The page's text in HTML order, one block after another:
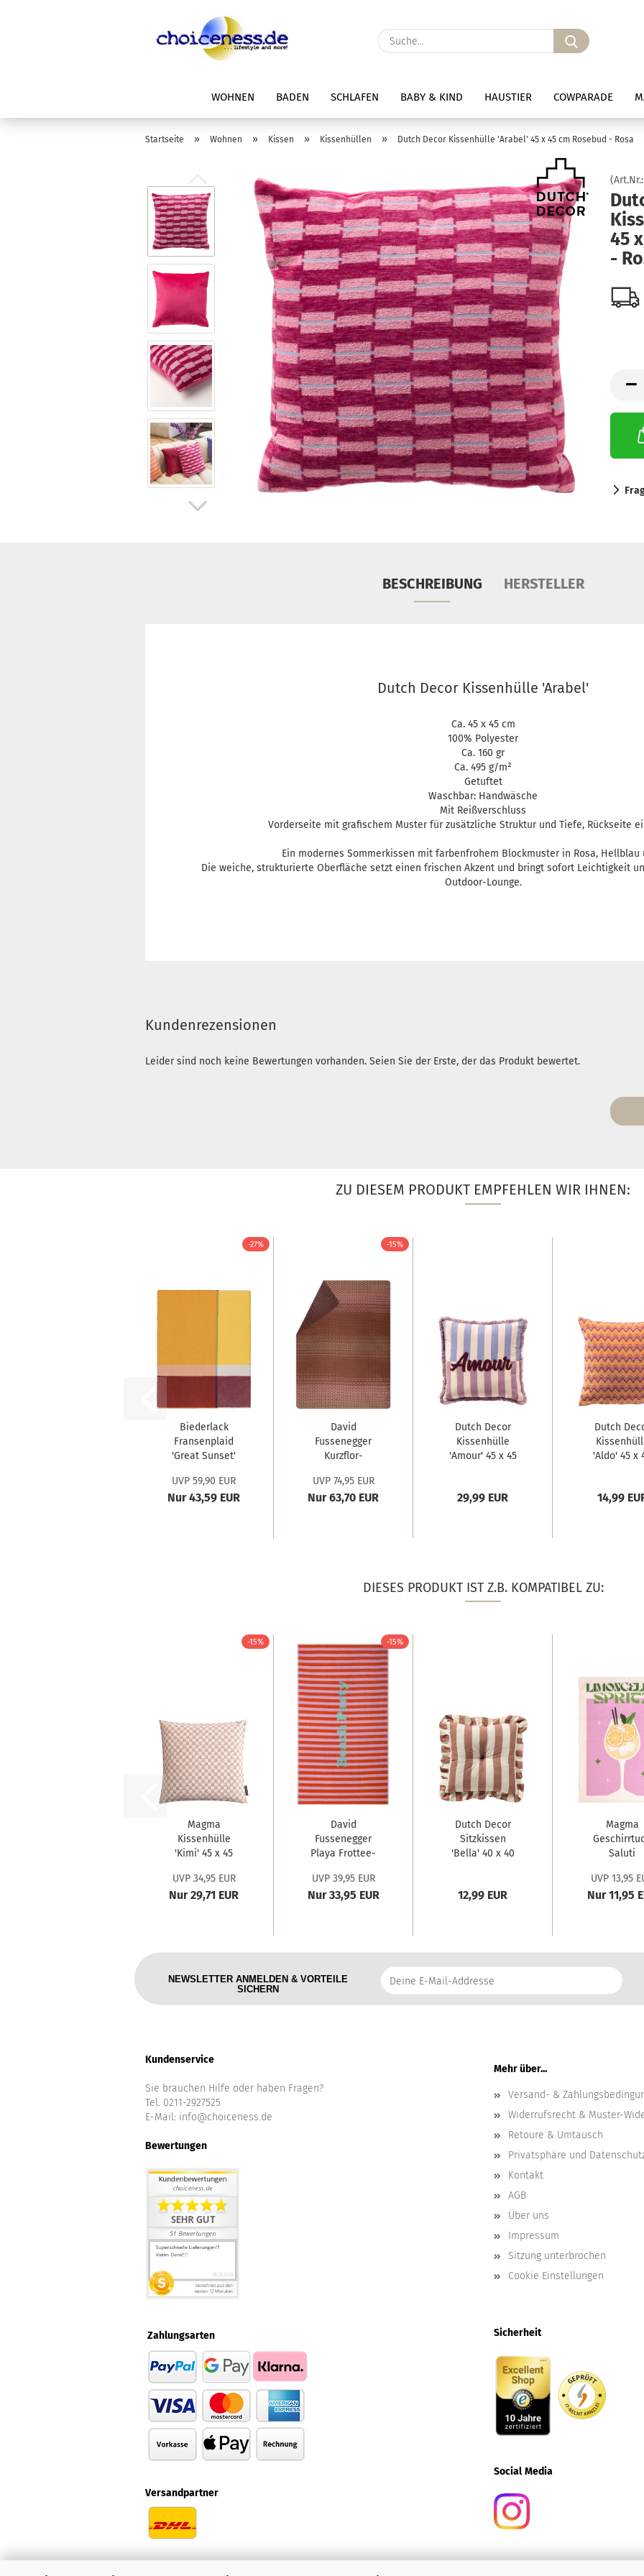
Suche...
WOHNEN BADEN SCHLAFEN BABY & KIND HAUSTIER COWPARADE
Startseite » Wohnen » Kissen » Kissenhüllen » Dutch Decor Kissenhülle 'Arabel' 45 x 45 cm Rosebud - Rosa
(Art.Nr.:
45
-
BESCHREIBUNG HERSTELLER
Dutch Decor Kissenhülle 'Arabel'
Ca. 45 x 45 cm
100% Polyester
Ca. 160 gr
Ca. 495 g/m²
Getuftet
Waschbar: Handwäsche
Mit Reißverschluss
Vorderseite mit grafischem Muster für zusätzliche Struktur und Tiefe, Rückseite
Ein modernes Sommerkissen mit farbenfrohem Blockmuster in Rosa, Hellblau
Die weiche, strukturierte Oberfläche setzt einen frischen Akzent und bringt sofort Leichtigkeit
Outdoor-Lounge.
Kundenrezensionen
Leider sind noch keine Bewertungen vorhanden. Seien Sie der Erste, der das Produkt bewertet.
ZU DIESEM PRODUKT EMPFEHLEN WIR IHNEN:
-27%
Biederlack
Fransenplaid
'Great Sunset'
UVP 59,90 EUR
Nur 43,59 EUR
-15%
David
Fussenegger
Kurzflor-
Savona...
UVP 74,95 EUR
Nur 63,70 EUR
Dutch Decor
Kissenhülle
'Amour' 45 x 45
29,99 EUR
Dutch
'Aldo' 45 x
14,99
DIESES PRODUKT IST Z.B. KOMPATIBEL ZU:
-15%
Magma
Kissenhülle
'Kimi' 45 x 45
UVP 34,95 EUR
Nur 29,71 EUR
-15%
David
Fussenegger
Playa Frottee-
UVP 39,95 EUR
Nur 33,95 EUR
Dutch Decor
Sitzkissen
'Bella' 40 x 40
12,99 EUR
Magma
Saluti
50...
UVP 13,95
Nur 11,95
NEWSLETTER ANMELDEN & VORTEILE
SICHERN
Deine
E-
Kundenservice
Sie brauchen Hilfe oder haben Fragen?
Tel. 0211-2927525
E-Mail: info@choiceness.de
Bewertungen
Mehr über...
Versand- &
Widerrufsrecht & Muster-
Retoure & Umtausch
Privatsphäre und
Kontakt
AGB
Über uns
Impressum
Sitzung unterbrochen
Cookie Einstellungen
Zahlungsarten
Versandpartner
Sicherheit
Social Media